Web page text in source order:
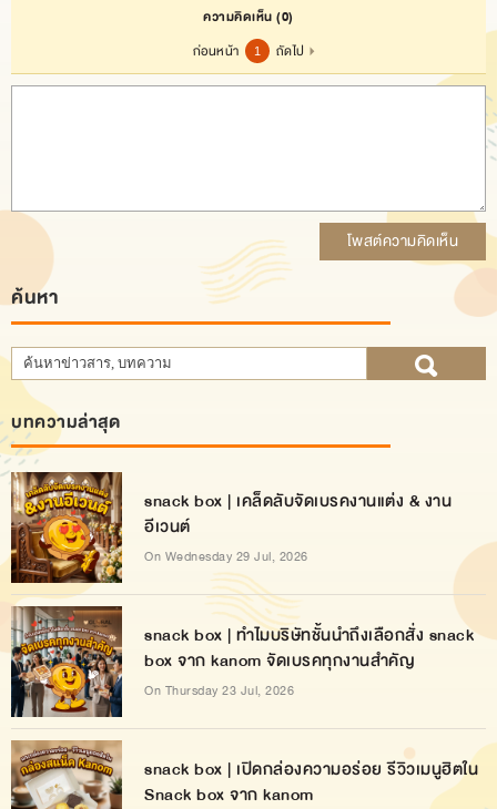
ความคิดเห็น(0)
ก่อนหน้า 1 ถัดไป
โพสต์ความคิดเห็น
ค้นหา
บทความล่าสุด
snack box | เคล็ดลับจัดเบรคงานแต่ง & งาน
อีเวนต์
On Wednesday 29 Jul, 2026
snack box | ทำไมบริษัทชั้นนำถึงเลือกสั่ง snack
box จาก kanom จัดเบรคทุกงานสำคัญ
On Thursday 23 Jul, 2026
snack box | เปิดกล่องความอร่อย รีวิวเมนูฮิตใน
Snack box จาก kanom